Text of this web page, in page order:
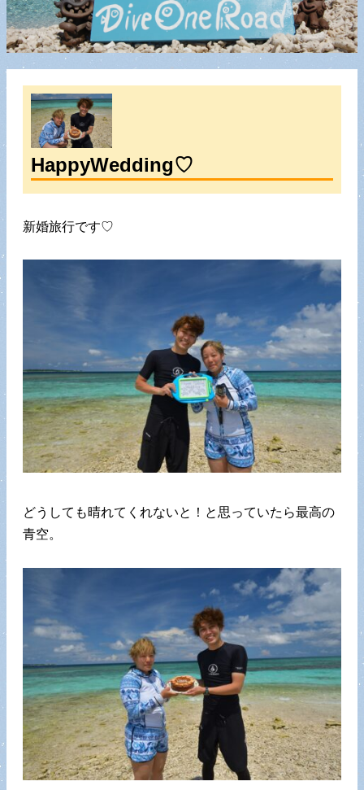
HappyWedding♡
新婚旅行です♡
どうしても晴れてくれないと！と思っていたら最高の
青空。